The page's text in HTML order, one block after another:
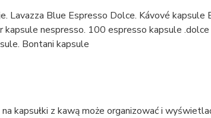
Lavazza Blue Espresso Dolce. Kávové kapsule
kapsule nespresso. 100 espresso kapsule
Bontani kapsule
kapsułki z kawą może organizować i